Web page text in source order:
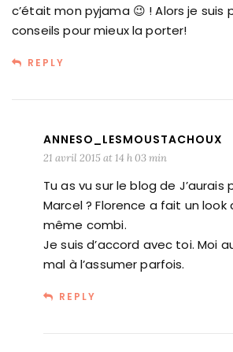
c’était mon pyjama 😉 ! Alors je suis
conseils pour mieux la porter!
REPLY
ANNESO_LESMOUSTACHOUX
21 avril 2015 at 14 h 03 min
Tu as vu sur le blog de J’aurais
Marcel ? Florence a fait un
même combi.
Je suis d’accord avec toi. Moi
mal à l’assumer parfois.
REPLY